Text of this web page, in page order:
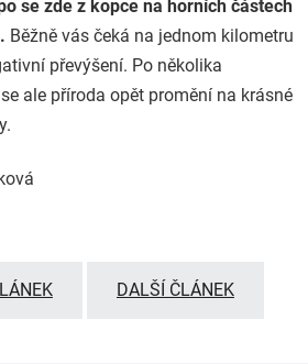
se zde z kopce na horních částech
Běžně vás čeká na jednom kilometru
převýšení. Po několika
ale příroda opět promění na krásné
DALŠÍ ČLÁNEK